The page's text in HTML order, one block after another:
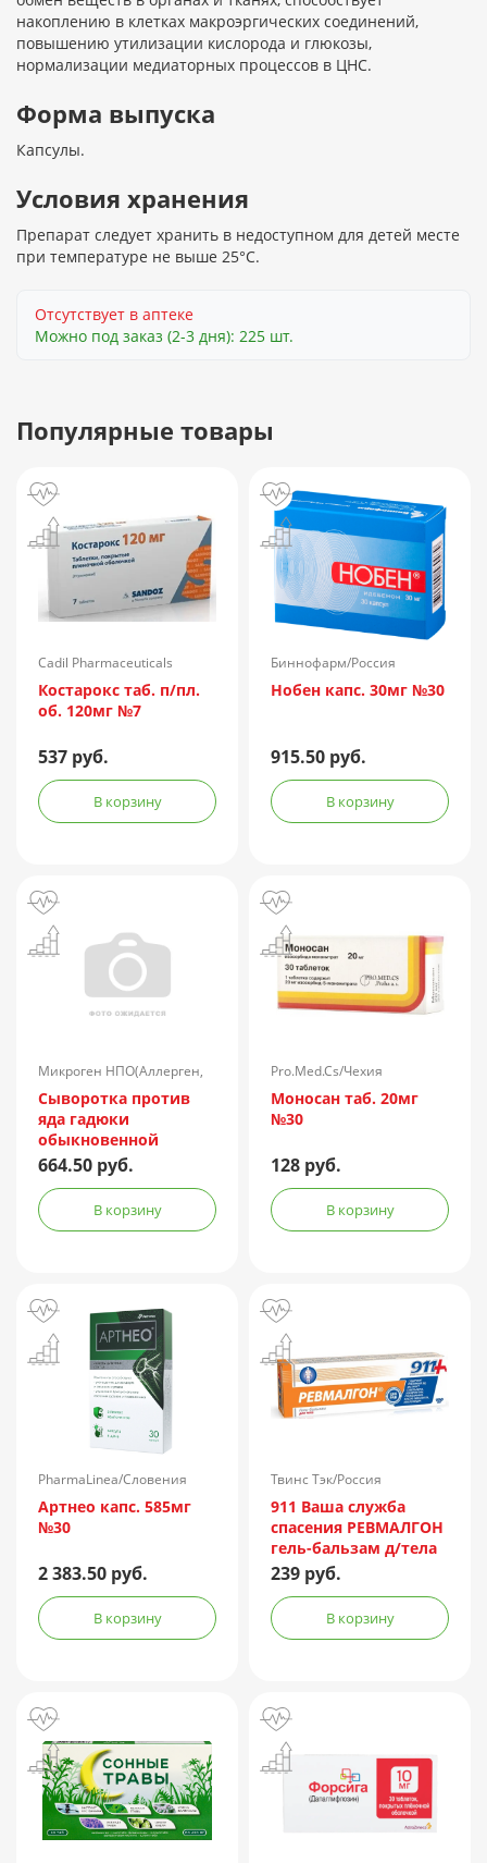
накоплению в клетках макроэргических соединений,
повышению утилизации кислорода и глюкозы,
нормализации медиаторных процессов в ЦНС.
Форма выпуска
Капсулы.
Условия хранения
Препарат следует хранить в недоступном для детей месте
при температуре не выше 25°C.
Отсутствует в аптеке
Можно под заказ (2-3 дня): 225 шт.
Популярные товары
Cadil Pharmaceuticals
Limited/Индия
Костарокс таб. п/пл.
об. 120мг №7
537 руб.
В корзину
Биннофарм/Россия
Нобен капс. 30мг №30
915.50 руб.
В корзину
Микроген НПО(Аллерген,
г.Ставрополь)/Россия
Сыворотка против
яда гадюки
обыкновенной
лошадиная
очищенная
концентрированная
жидкая амп.(р-р д/
664.50 руб.
В корзину
Pro.Med.Cs/Чехия
Моносан таб. 20мг
№30
128 руб.
В корзину
PharmaLinea/Словения
Артнео капс. 585мг
№30
2 383.50 руб.
В корзину
Твинс Тэк/Россия
911 Ваша служба
спасения РЕВМАЛГОН
гель-бальзам д/тела
100мл
239 руб.
В корзину